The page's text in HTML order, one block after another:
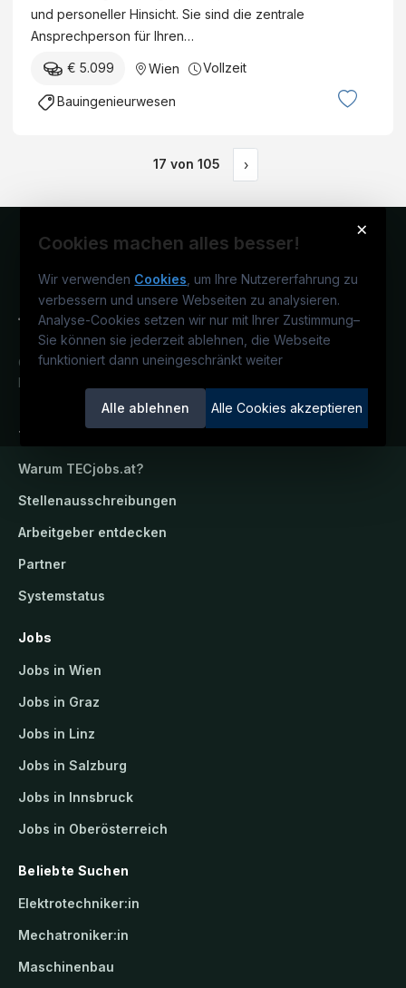
und personeller Hinsicht. Sie sind die zentrale
Ansprechperson für Ihren…
€ 5.099 Wien Vollzeit
Bauingenieurwesen
17 von 105 ›
×
Cookies machen alles besser!
Wir verwenden Cookies , um Ihre Nutzererfahrung zu
verbessern und unsere Webseiten zu analysieren.
Analyse-Cookies setzen wir nur mit Ihrer Zustimmung–
Sie können sie jederzeit ablehnen, die Webseite
funktioniert dann uneingeschränkt weiter
Alle ablehnen Alle Cookies akzeptieren
Österreichs technisches Karriereportal.
Ein Service der candidatis GmbH.
TECjobs.at
Warum TECjobs.at?
Stellenausschreibungen
Arbeitgeber entdecken
Partner
Systemstatus
Jobs
Jobs in Wien
Jobs in Graz
Jobs in Linz
Jobs in Salzburg
Jobs in Innsbruck
Jobs in Oberösterreich
Beliebte Suchen
Elektrotechniker:in
Mechatroniker:in
Maschinenbau